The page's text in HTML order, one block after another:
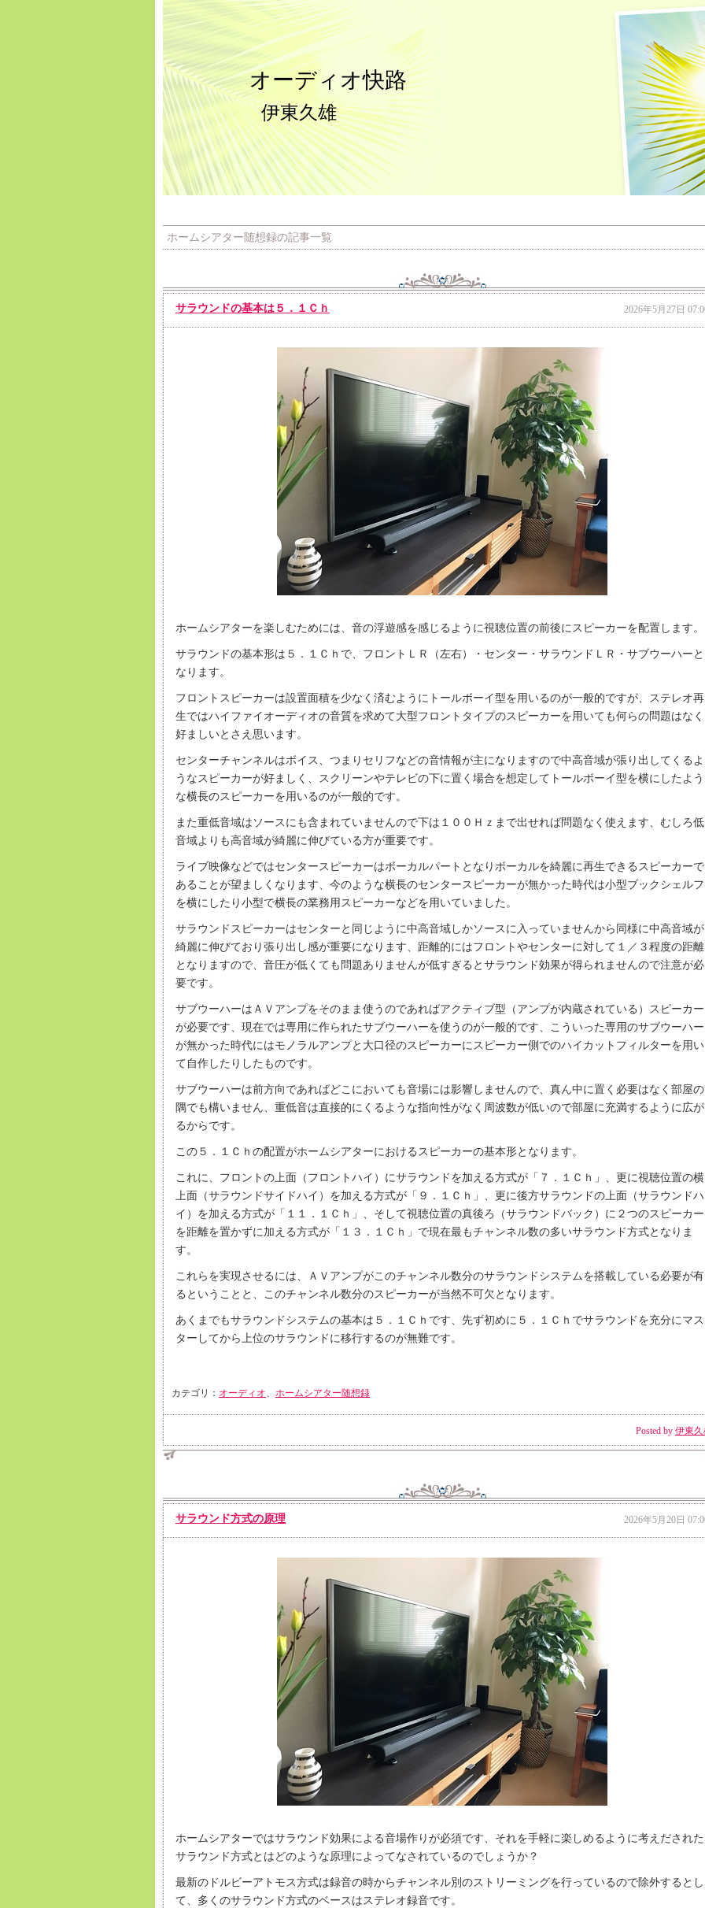
オーディオ快路
伊東久雄
ホームシアター随想録の記事一覧
サラウンドの基本は５．１Ｃｈ 2026年5月27日
ホームシアターを楽しむためには、音の浮遊感を感じるように視聴位置の前後にスピーカーを配置します。
サラウンドの基本形は５．１Ｃｈで、フロントＬＲ（左右）・センター・サラウンドＬＲ・サブウーハーと
なります。
フロントスピーカーは設置面積を少なく済むようにトールボーイ型を用いるのが一般的ですが、ステレオ再
生ではハイファイオーディオの音質を求めて大型フロントタイプのスピーカーを用いても何らの問題はなく
好ましいとさえ思います。
センターチャンネルはボイス、つまりセリフなどの音情報が主になりますので中高音域が張り出してくるよ
うなスピーカーが好ましく、スクリーンやテレビの下に置く場合を想定してトールボーイ型を横にしたよう
な横長のスピーカーを用いるのが一般的です。
また重低音域はソースにも含まれていませんので下は１００Ｈｚまで出せれば問題なく使えます、むしろ低
音域よりも高音域が綺麗に伸びている方が重要です。
ライブ映像などではセンタースピーカーはボーカルパートとなりボーカルを綺麗に再生できるスピーカーで
あることが望ましくなります、今のような横長のセンタースピーカーが無かった時代は小型ブックシェルフ
を横にしたり小型で横長の業務用スピーカーなどを用いていました。
サラウンドスピーカーはセンターと同じように中高音域しかソースに入っていませんから同様に中高音域が
綺麗に伸びており張り出し感が重要になります、距離的にはフロントやセンターに対して１／３程度の距離
となりますので、音圧が低くても問題ありませんが低すぎるとサラウンド効果が得られませんので注意が必
要です。
サブウーハーはＡＶアンプをそのまま使うのであればアクティブ型（アンプが内蔵されている）スピーカー
が必要です、現在では専用に作られたサブウーハーを使うのが一般的です、こういった専用のサブウーハー
が無かった時代にはモノラルアンプと大口径のスピーカーにスピーカー側でのハイカットフィルターを用い
て自作したりしたものです。
サブウーハーは前方向であればどこにおいても音場には影響しませんので、真ん中に置く必要はなく部屋の
隅でも構いません、重低音は直接的にくるような指向性がなく周波数が低いので部屋に充満するように広が
るからです。
この５．１Ｃｈの配置がホームシアターにおけるスピーカーの基本形となります。
これに、フロントの上面（フロントハイ）にサラウンドを加える方式が「７．１Ｃｈ」、更に視聴位置の横
上面（サラウンドサイドハイ）を加える方式が「９．１Ｃｈ」、更に後方サラウンドの上面（サラウンドハ
イ）を加える方式が「１１．１Ｃｈ」、そして視聴位置の真後ろ（サラウンドバック）に２つのスピーカー
を距離を置かずに加える方式が「１３．１Ｃｈ」で現在最もチャンネル数の多いサラウンド方式となりま
す。
これらを実現させるには、ＡＶアンプがこのチャンネル数分のサラウンドシステムを搭載している必要が有
るということと、このチャンネル数分のスピーカーが当然不可欠となります。
あくまでもサラウンドシステムの基本は５．１Ｃｈです、先ず初めに５．１Ｃｈでサラウンドを充分にマス
ターしてから上位のサラウンドに移行するのが無難です。
カテゴリ： オーディオ、 ホームシアター随想録
Posted by 伊東
サラウンド方式の原理 2026年5月20日
ホームシアターではサラウンド効果による音場作りが必須です、それを手軽に楽しめるように考えだされた
サラウンド方式とはどのような原理によってなされているのでしょうか？
最新のドルビーアトモス方式は録音の時からチャンネル別のストリーミングを行っているので除外するとし
て、多くのサラウンド方式のベースはステレオ録音です。